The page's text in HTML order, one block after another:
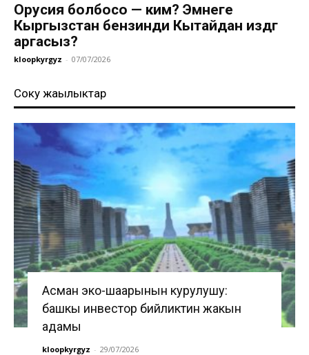
Орусия болбосо — ким? Эмнеге
Кыргызстан бензинди Кытайдан издөөгө
аргасыз?
kloopkyrgyz - 07/07/2026
Соңку жаңылыктар
Асман эко-шаарынын курулушу:
башкы инвестор бийликтин жакын
адамы
kloopkyrgyz - 29/07/2026